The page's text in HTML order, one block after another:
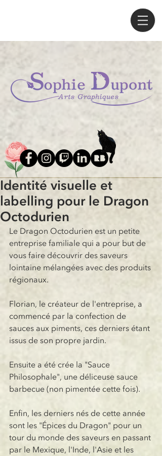
Identité visuelle et
labelling pour le Dragon
Octodurien
Le Dragon Octodurien est un petite
entreprise familiale qui a pour but de
vous faire découvrir des saveurs
lointaine mélangées avec des produits
régionaux.
Florian, le créateur de l'entreprise, a
commencé par la confection de
sauces aux piments, ces derniers étant
issus de son propre jardin.
Ensuite a été crée la "Sauce
Philosophale", une déliceuse sauce
barbecue (non pimentée cette fois).
Enfin, les derniers nés de cette année
sont les "Épices du Dragon" pour un
tour du monde des saveurs en passant
par le Mexique, l'Inde, l'Asie et les